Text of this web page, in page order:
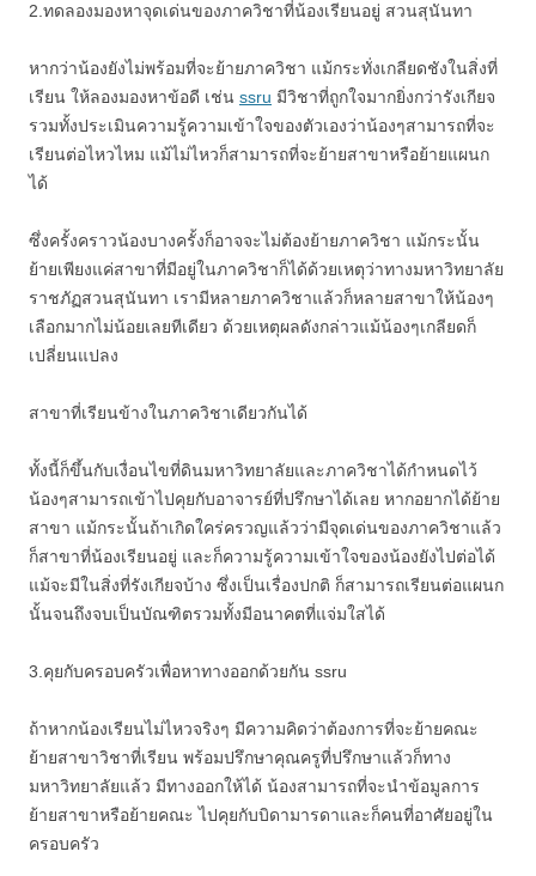
2.ทดลองมองหาจุดเด่นของภาควิชาที่น้องเรียนอยู่ สวนสุนันทา
หากว่าน้องยังไม่พร้อมที่จะย้ายภาควิชา แม้กระทั่งเกลียดชังในสิ่งที่
เรียน ให้ลองมองหาข้อดี เช่น ssru มีวิชาที่ถูกใจมากยิ่งกว่ารังเกียจ
รวมทั้งประเมินความรู้ความเข้าใจของตัวเองว่าน้องๆสามารถที่จะ
เรียนต่อไหวไหม แม้ไม่ไหวก็สามารถที่จะย้ายสาขาหรือย้ายแผนก
ได้
ซึ่งครั้งคราวน้องบางครั้งก็อาจจะไม่ต้องย้ายภาควิชา แม้กระนั้น
ย้ายเพียงแค่สาขาที่มีอยู่ในภาควิชาก็ได้ด้วยเหตุว่าทางมหาวิทยาลัย
ราชภัฏสวนสุนันทา เรามีหลายภาควิชาแล้วก็หลายสาขาให้น้องๆ
เลือกมากไม่น้อยเลยทีเดียว ด้วยเหตุผลดังกล่าวแม้น้องๆเกลียดก็
เปลี่ยนแปลง
สาขาที่เรียนข้างในภาควิชาเดียวกันได้
ทั้งนี้ก็ขึ้นกับเงื่อนไขที่ดินมหาวิทยาลัยและภาควิชาได้กำหนดไว้
น้องๆสามารถเข้าไปคุยกับอาจารย์ที่ปรึกษาได้เลย หากอยากได้ย้าย
สาขา แม้กระนั้นถ้าเกิดใคร่ครวญแล้วว่ามีจุดเด่นของภาควิชาแล้ว
ก็สาขาที่น้องเรียนอยู่ และก็ความรู้ความเข้าใจของน้องยังไปต่อได้
แม้จะมีในสิ่งที่รังเกียจบ้าง ซึ่งเป็นเรื่องปกติ ก็สามารถเรียนต่อแผนก
นั้นจนถึงจบเป็นบัณฑิตรวมทั้งมีอนาคตที่แจ่มใสได้
3.คุยกับครอบครัวเพื่อหาทางออกด้วยกัน ssru
ถ้าหากน้องเรียนไม่ไหวจริงๆ มีความคิดว่าต้องการที่จะย้ายคณะ
ย้ายสาขาวิชาที่เรียน พร้อมปรึกษาคุณครูที่ปรึกษาแล้วก็ทาง
มหาวิทยาลัยแล้ว มีทางออกให้ได้ น้องสามารถที่จะนำข้อมูลการ
ย้ายสาขาหรือย้ายคณะ ไปคุยกับบิดามารดาและก็คนที่อาศัยอยู่ใน
ครอบครัว